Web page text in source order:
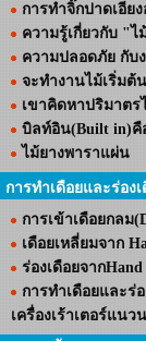
การทำจิ๊กปาดเอียง
ความรู้เกี่ยวกับ "ไ
ความปลอดภัย กับ
จะทำงานไม้เริ่มต้
เขาคิดหาปริมาตร
บิลท์อิน(Built in)คื
ไม้ยางพาราแผ่น
การทำเดือยและร่องเ
การเข้าเดือยกลม
เดือยเหลี่ยมจาก
ร่องเดือยจากHand
การทำเดือยและร่
เครื่องเร้าเตอร์แนว